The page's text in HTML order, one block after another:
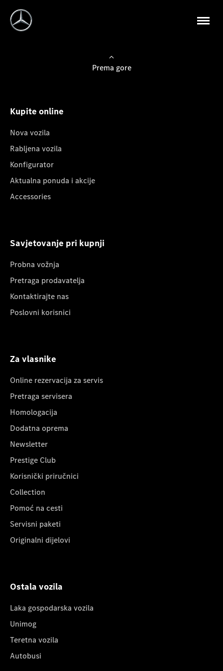
Prema gore
Kupite online
Nova vozila
Rabljena vozila
Konfigurator
Aktualna ponuda i akcije
Accessories
Savjetovanje pri kupnji
Probna vožnja
Pretraga prodavatelja
Kontaktirajte nas
Poslovni korisnici
Za vlasnike
Online rezervacija za servis
Pretraga servisera
Homologacija
Dodatna oprema
Newsletter
Prestige Club
Korisnički priručnici
Collection
Pomoć na cesti
Servisni paketi
Originalni dijelovi
Ostala vozila
Laka gospodarska vozila
Unimog
Teretna vozila
Autobusi